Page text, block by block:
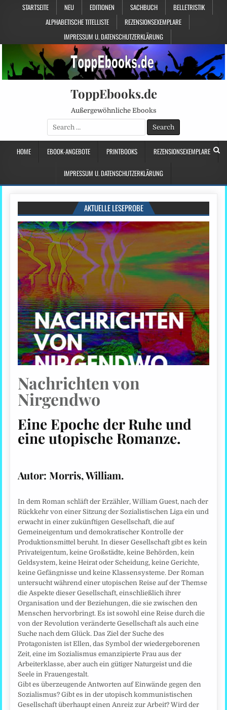
STARTSEITE NEU EDITIONEN SACHBUCH
BELLETRISTIK
ALPHABETISCHE TITELLISTE
REZENSIONSEXEMPLARE
IMPRESSUM U. DATENSCHUTZERKLÄRUNG
ToppEbooks.de
Außergewöhnliche Ebooks
Search
for:
HOME EBOOK-ANGEBOTE PRINTBOOKS REZENSIONSEXEMPLARE
IMPRESSUM U. DATENSCHUTZERKLÄRUNG
AKTUELLE LESEPROBE
Nachrichten von
Nirgendwo
Eine Epoche der Ruhe und
eine utopische Romanze.
Autor: Morris, William.
In dem Roman schläft der Erzähler, William Guest, nach der
Rückkehr von einer Sitzung der Sozialistischen Liga ein und
erwacht in einer zukünftigen Gesellschaft, die auf
Gemeineigentum und demokratischer Kontrolle der
Produktionsmittel beruht. In dieser Gesellschaft gibt es kein
Privateigentum, keine Großstädte, keine Behörden, kein
Geldsystem, keine Heirat oder Scheidung, keine Gerichte,
keine Gefängnisse und keine Klassensysteme. Der Roman
untersucht während einer utopischen Reise auf der Themse
die Aspekte dieser Gesellschaft, einschließlich ihrer
Organisation und der Beziehungen, die sie zwischen den
Menschen hervorbringt. Es ist sowohl eine Reise durch die
von der Revolution veränderte Gesellschaft als auch eine
Suche nach dem Glück. Das Ziel der Suche des
Protagonisten ist Ellen, das Symbol der wiedergeborenen
Zeit, eine im Sozialismus emanzipierte Frau aus der
Arbeiterklasse, aber auch ein gütiger Naturgeist und die
Seele in Frauengestalt.
Gibt es überzeugende Antworten auf Einwände gegen den
Sozialismus? Gibt es in der utopisch kommunistischen
Gesellschaft überhaupt einen Anreiz zur Arbeit? Wird der